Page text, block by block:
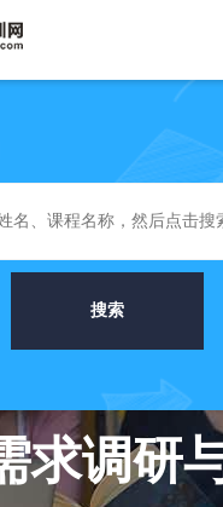
搜索
求调研